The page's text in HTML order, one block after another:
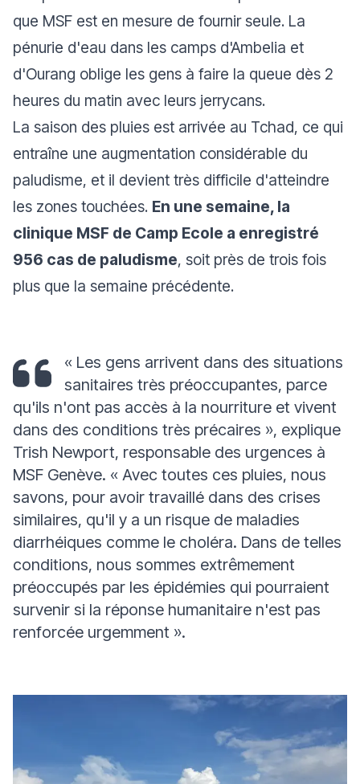
que MSF est en mesure de fournir seule. La
pénurie d'eau dans les camps d'Ambelia et
d'Ourang oblige les gens à faire la queue dès 2
heures du matin avec leurs jerrycans.
La saison des pluies est arrivée au Tchad, ce qui
entraîne une augmentation considérable du
paludisme, et il devient très difficile d'atteindre
les zones touchées. En une semaine, la
clinique MSF de Camp Ecole a enregistré
956 cas de paludisme, soit près de trois fois
plus que la semaine précédente.
« Les gens arrivent dans des situations
sanitaires très préoccupantes, parce
qu'ils n'ont pas accès à la nourriture et vivent
dans des conditions très précaires », explique
Trish Newport, responsable des urgences à
MSF Genève. « Avec toutes ces pluies, nous
savons, pour avoir travaillé dans des crises
similaires, qu'il y a un risque de maladies
diarrhéiques comme le choléra. Dans de telles
conditions, nous sommes extrêmement
préoccupés par les épidémies qui pourraient
survenir si la réponse humanitaire n'est pas
renforcée urgemment ».